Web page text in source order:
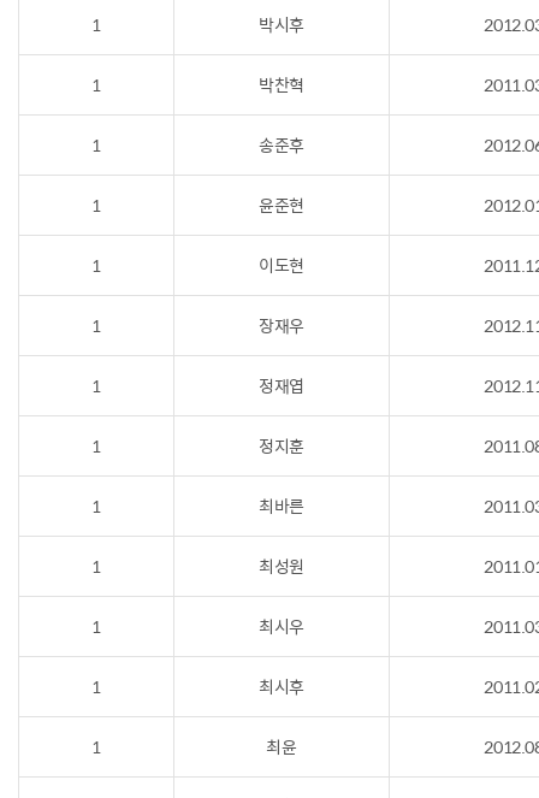
1 박시후
1 박찬혁
1 송준후
1 윤준현
1 이도현
1 장재우
1 정재엽
1 정지훈
1 최바른
1 최성원
1 최시우
1 최시후
1 최윤